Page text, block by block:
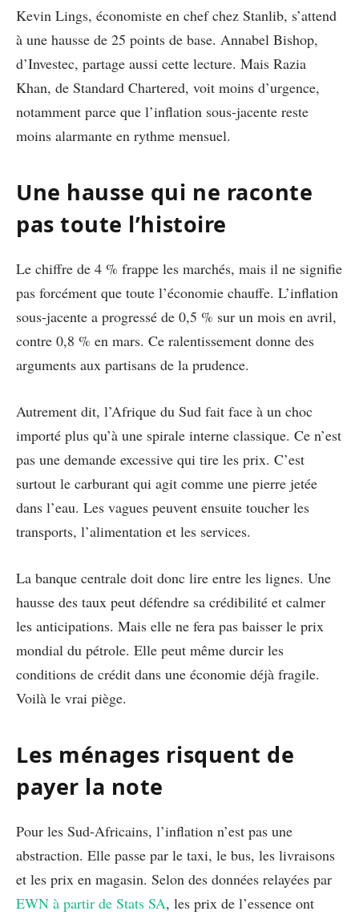
Kevin Lings, économiste en chef chez Stanlib, s’attend
à une hausse de 25 points de base. Annabel Bishop,
d’Investec, partage aussi cette lecture. Mais Razia
Khan, de Standard Chartered, voit moins d’urgence,
notamment parce que l’inflation sous-jacente reste
moins alarmante en rythme mensuel.
Une hausse qui ne raconte
pas toute l’histoire
Le chiffre de 4 % frappe les marchés, mais il ne signifie
pas forcément que toute l’économie chauffe. L’inflation
sous-jacente a progressé de 0,5 % sur un mois en avril,
contre 0,8 % en mars. Ce ralentissement donne des
arguments aux partisans de la prudence.
Autrement dit, l’Afrique du Sud fait face à un choc
importé plus qu’à une spirale interne classique. Ce n’est
pas une demande excessive qui tire les prix. C’est
surtout le carburant qui agit comme une pierre jetée
dans l’eau. Les vagues peuvent ensuite toucher les
transports, l’alimentation et les services.
La banque centrale doit donc lire entre les lignes. Une
hausse des taux peut défendre sa crédibilité et calmer
les anticipations. Mais elle ne fera pas baisser le prix
mondial du pétrole. Elle peut même durcir les
conditions de crédit dans une économie déjà fragile.
Voilà le vrai piège.
Les ménages risquent de
payer la note
Pour les Sud-Africains, l’inflation n’est pas une
abstraction. Elle passe par le taxi, le bus, les livraisons
et les prix en magasin. Selon des données relayées par
EWN à partir de Stats SA, les prix de l’essence ont